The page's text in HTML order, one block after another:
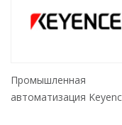
Промышленная
автоматизация